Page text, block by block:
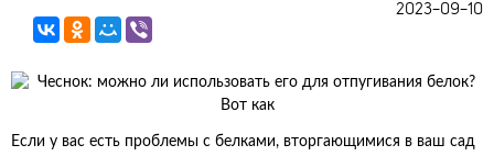
2023-09-10
Если у вас есть проблемы с белками, вторгающимися в ваш сад